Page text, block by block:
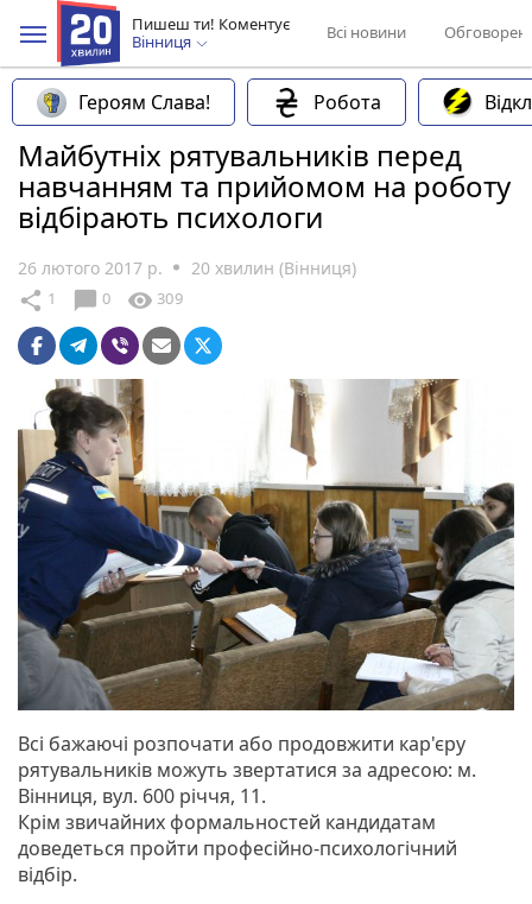
Пишеш ти! Коментує
Вінниця
Всі новини
Героям Слава! Робота
Майбутніх рятувальників перед
навчанням та прийомом на роботу
відбірають психологи
26 лютого 2017 р. 20 хвилин (Вінниця)
share 1 chat_bubble 0 visibility 309
Всі бажаючі розпочати або продовжити кар'єру
рятувальників можуть звертатися за адресою: м.
Вінниця, вул. 600 річчя, 11.
Крім звичайних формальностей кандидатам
доведеться пройти професійно-психологічний
відбір.